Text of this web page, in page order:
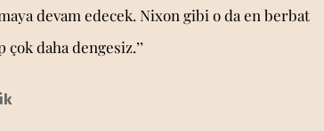
devam edecek. Nixon gibi o da en berbat
daha dengesiz.’’